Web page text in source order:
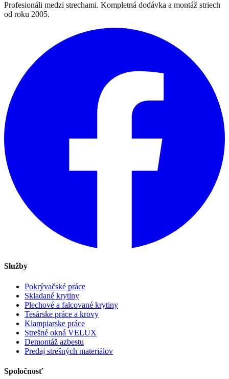
Profesionáli medzi strechami. Kompletná dodávka a montáž striech
od roku 2005.
Služby
Pokrývačské práce
Skladané krytiny
Plechové a falcované krytiny
Tesárske práce a krovy
Klampiarske práce
Strešné okná VELUX
Demontáž azbestu
Predaj strešných materiálov
Spoločnosť